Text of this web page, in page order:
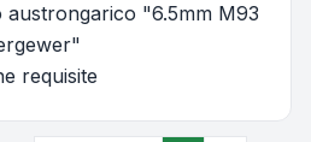
austrongarico "6.5mm M93
requisite